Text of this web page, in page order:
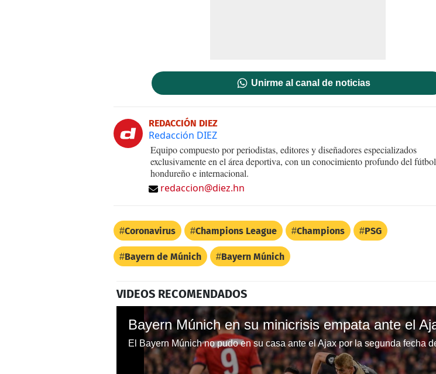
Unirme al canal de noticias
REDACCIÓN DIEZ
Redacción DIEZ
Equipo compuesto por periodistas, editores y diseñadores especializados
exclusivamente en el área deportiva, con un conocimiento profundo del fútbol
hondureño e internacional.
redaccion@diez.hn
Coronavirus Champions League Champions PSG
Bayern de Múnich Bayern Múnich
VIDEOS RECOMENDADOS